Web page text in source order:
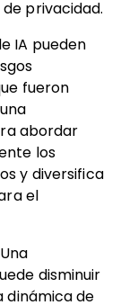
privacidad.
IA pueden
fueron
abordar
los
y diversifica
el
disminuir
dinámica de